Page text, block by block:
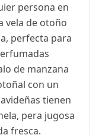
persona en
vela de otoño
perfecta para
de manzana
con un
tienen
pera jugosa
fresca.